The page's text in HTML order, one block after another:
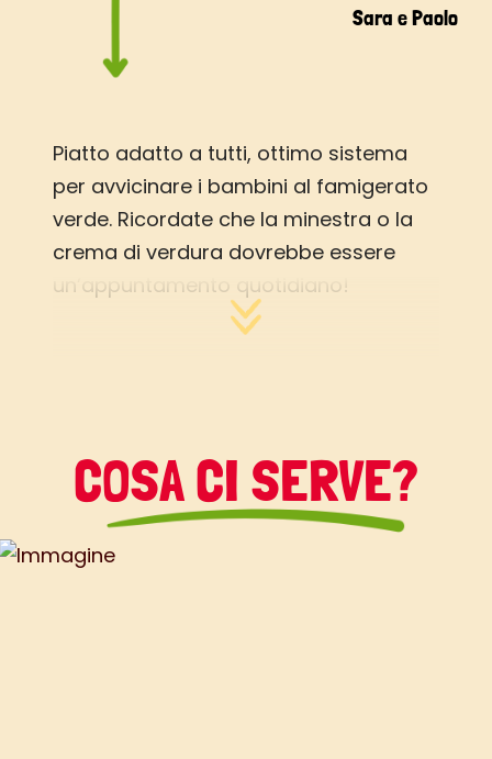
Sara e Paolo
Piatto adatto a tutti, ottimo sistema
per avvicinare i bambini al famigerato
verde. Ricordate che la minestra o la
crema di verdura dovrebbe essere
un’appuntamento quotidiano!
COSA CI SERVE?